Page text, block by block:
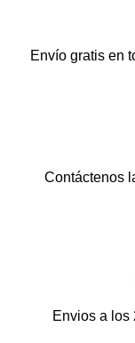
Envío gratis en
Contáctenos
Envios a los